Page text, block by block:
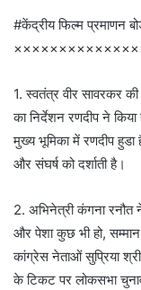
#केंद्रीय फिल्म प्रमाणन
1. स्वतंत्र वीर सावरकर
का निर्देशन रणदीप ने
मुख्य भूमिका में रणदीप
और संघर्ष को दर्शाती है।
2. अभिनेत्री कंगना रनौत
और पेशा कुछ भी हो,
कांग्रेस नेताओं सुप्रिया
के टिकट पर लोकसभा